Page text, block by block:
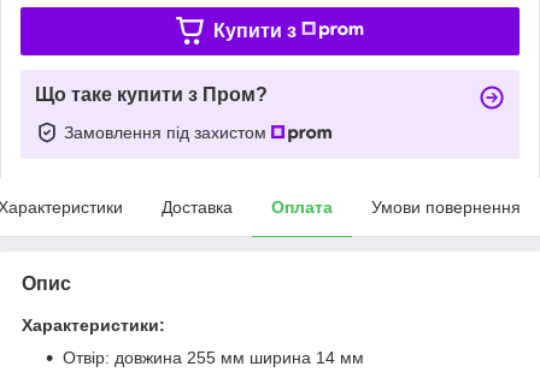
Купити з
Що таке купити з Пром?
Замовлення під захистом
Доставка Оплата Умови повернення
Опис
Характеристики:
Отвір: довжина 255 мм ширина 14 мм